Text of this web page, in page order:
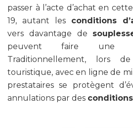
passer à l’acte d’achat en
19, autant les conditions
vers davantage de
peuvent faire une
Traditionnellement, lors
touristique, avec en ligne de
prestataires se protègent
annulations par des